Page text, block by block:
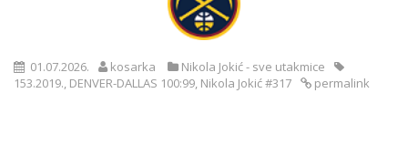
01.07.2026. kosarka
Nikola Jokić - sve utakmice
153.2019., DENVER-DALLAS 100:99, Nikola Jokić #317 permalink